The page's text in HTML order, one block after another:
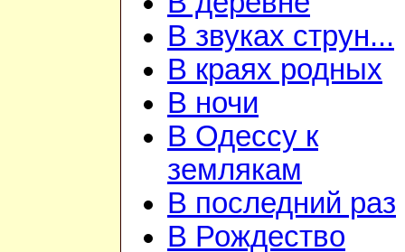
В звуках струн...
В краях родных
В ночи
В Одессу к
землякам
В последний раз
В Рождество